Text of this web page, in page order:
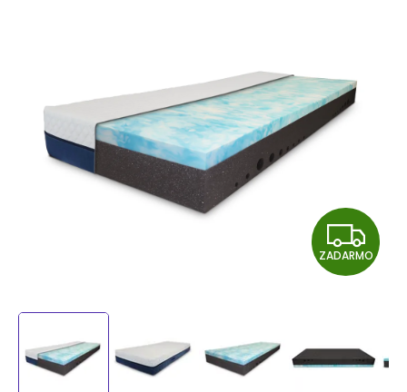
Z
A
A
ZADARMO